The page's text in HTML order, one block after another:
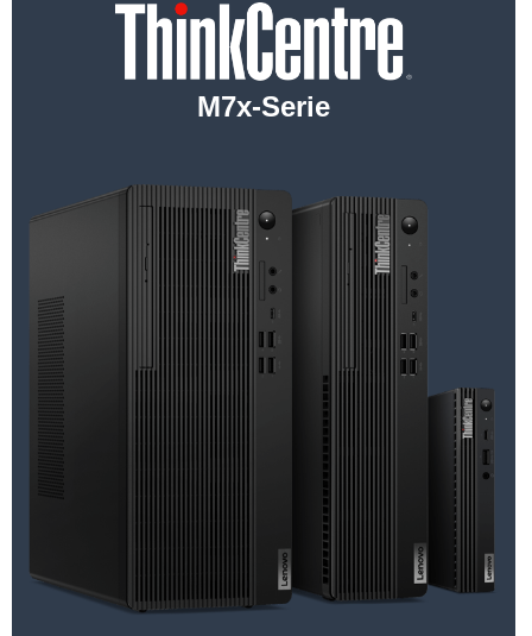
M7x-Serie